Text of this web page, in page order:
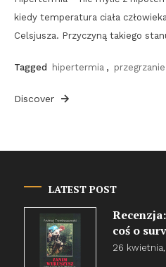
kiedy temperatura ciała
Celsjusza. Przyczyną takiego
Tagged hipertermia , przegrzanie
Discover
LATEST POST
coś o
26